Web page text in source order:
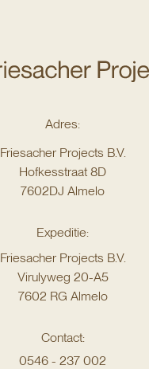
Adres:
Friesacher Projects B.V.
Hofkesstraat 8D
7602DJ Almelo
Expeditie:
Friesacher Projects B.V.
Virulyweg 20-A5
7602 RG Almelo
Contact:
0546 - 237 002